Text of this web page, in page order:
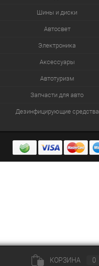
Шины и диски
Автосвет
Электроника
Аксессуары
Автотуризм
Запчасти для авто
Дезинфицирующие средства
КОРЗИНА 0